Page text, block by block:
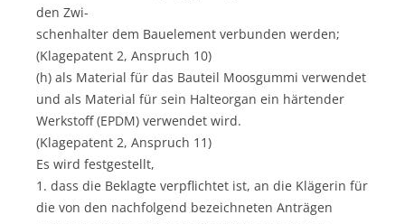
den Zwi-
schenhalter dem Bauelement verbunden werden;
(Klagepatent 2, Anspruch 10)
(h) als Material für das Bauteil Moosgummi verwendet
und als Material für sein Halteorgan ein härtender
Werkstoff (EPDM) verwendet wird.
(Klagepatent 2, Anspruch 11)
Es wird festgestellt,
1. dass die Beklagte verpflichtet ist, an die Klägerin für
die von den nachfolgend bezeichneten Anträgen